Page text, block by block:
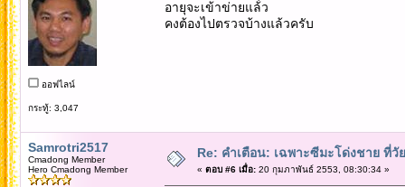
ออฟไลน์
กระทู้: 3,047
อายุจะเข้าข่ายแล้่ว
คงต้องไปตรวจบ้างแล้วครับ
Samrotri2517
Cmadong Member
Hero Cmadong Member
Re: คำเตือน: เฉพาะซีมะโด่งชาย ที่
« ตอบ #6 เมื่อ:20 กุมภาพันธ์ 2553, 08:30:34 »